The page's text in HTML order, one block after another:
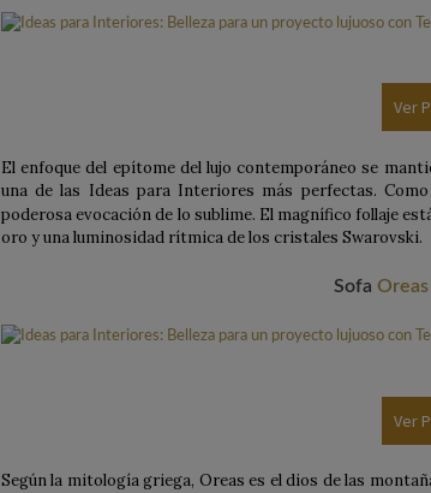
Ver
El enfoque del epítome del lujo contemporáneo se
una de las Ideas para Interiores más perfectas. Como
poderosa evocación de lo sublime. El magnífico follaje
oro y una luminosidad rítmica de los cristales Swarovski.
Sofa Oreas
Ver
Según la mitología griega, Oreas es el dios de las